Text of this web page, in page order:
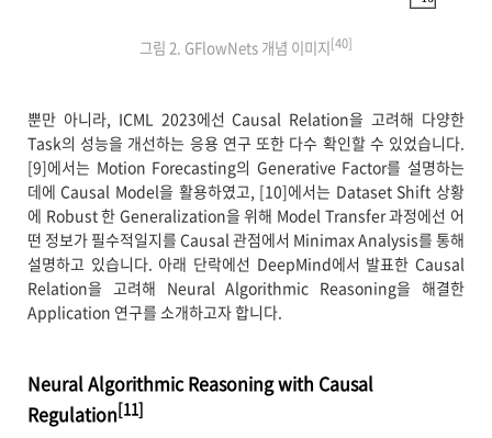
그림 2. GFlowNets 개념 이미지 [40]
뿐만 아니라, ICML 2023에선 Causal Relation을 고려해 다양한
Task의 성능을 개선하는 응용 연구 또한 다수 확인할 수 있었습니다.
[9]에서는 Motion Forecasting의 Generative Factor를 설명하는
데에 Causal Model을 활용하였고, [10]에서는 Dataset Shift 상황
에 Robust 한 Generalization을 위해 Model Transfer 과정에선 어
떤 정보가 필수적일지를 Causal 관점에서 Minimax Analysis를 통해
설명하고 있습니다. 아래 단락에선 DeepMind에서 발표한 Causal
Relation을 고려해 Neural Algorithmic Reasoning을 해결한
Application 연구를 소개하고자 합니다.
Neural Algorithmic Reasoning with Causal
Regulation[11]